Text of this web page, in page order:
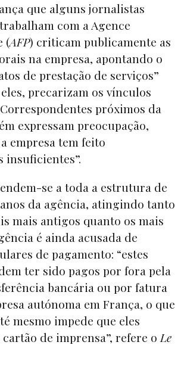
que alguns jornalistas
com a Agence
(AFP) criticam publicamente as
na empresa, apontando o
de prestação de serviços”
precarizam os vínculos
próximos da
expressam preocupação,
empresa tem feito
insuficientes”.
se a toda a estrutura de
da agência, atingindo tanto
mais antigos quanto os mais
é ainda acusada de
de pagamento: “estes
ter sido pagos por fora pela
bancária ou por fatura
autónoma em França, o que
mesmo impede que eles
de imprensa”, refere o Le